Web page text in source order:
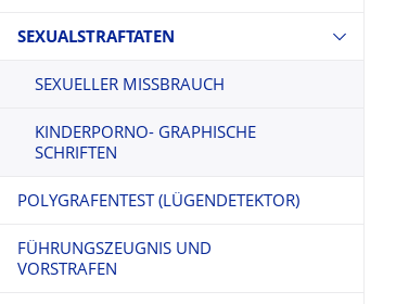
SEXUALSTRAFTATEN
SEXUELLER MISSBRAUCH
KINDERPORNO- GRAPHISCHE
SCHRIFTEN
POLYGRAFENTEST (LÜGENDETEKTOR)
FÜHRUNGSZEUGNIS UND
VORSTRAFEN